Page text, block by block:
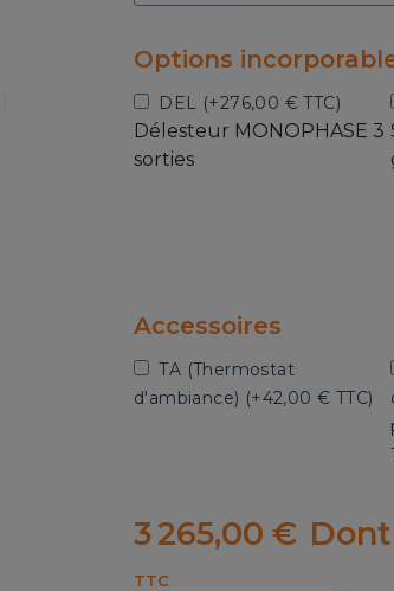
Options
DEL (+276,00 € TTC)
Délesteur MONOPHASE 3
sorties
Accessoires
TA (Thermostat
d'ambiance) (+42,00 € TTC)
3 265,00 €
TTC